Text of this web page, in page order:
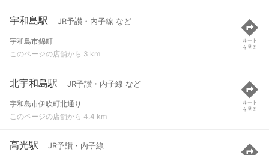
宇和島駅 JR予讃・内子線 など
宇和島市錦町
このページの店舗から 3 km
ルート
を見る
北宇和島駅 JR予讃・内子線 など
宇和島市伊吹町北通り
このページの店舗から 4.4 km
ルート
を見る
高光駅 JR予讃・内子線